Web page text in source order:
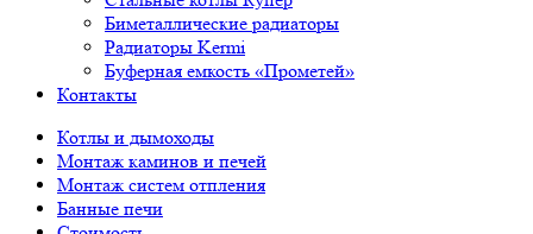
Биметаллические радиаторы
Радиаторы Kermi
Буферная емкость «Прометей»
Контакты
Котлы и дымоходы
Монтаж каминов и печей
Монтаж систем отпления
Банные печи